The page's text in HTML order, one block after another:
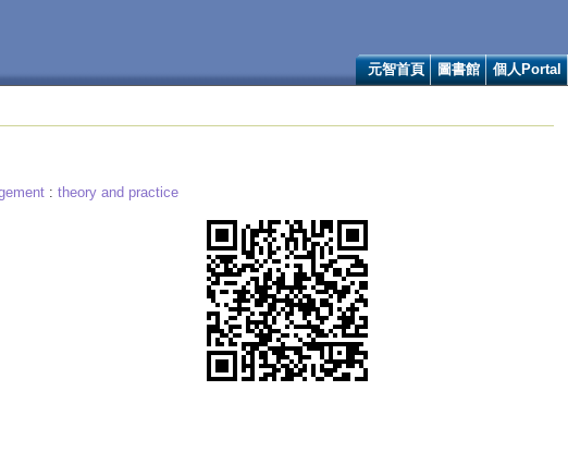
元智首頁 圖書館 個人Portal
: theory and practice